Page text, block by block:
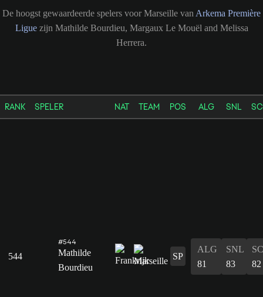
De hoogst gewaardeerde spelers voor Marseille van Arkema Première
Liguezijn Mathilde Bourdieu, Margaux Le Mouël and Melissa
Herrera.
RANK SPELER NAT TEAM POS ALG SNL
544
#544
Mathilde
Bourdieu
SP
ALG
81
SNL
83
82